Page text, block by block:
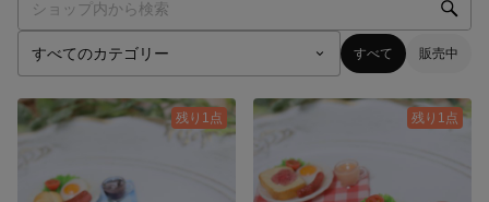
すべて 販売中
残り1点 残り1点